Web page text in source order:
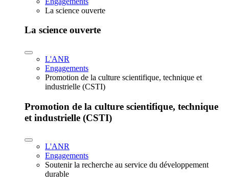
La science ouverte
La science ouverte
L'ANR
Engagements
Promotion de la culture scientifique, technique et
industrielle (CSTI)
Promotion de la culture scientifique, technique
et industrielle (CSTI)
L'ANR
Engagements
Soutenir la recherche au service du développement
durable